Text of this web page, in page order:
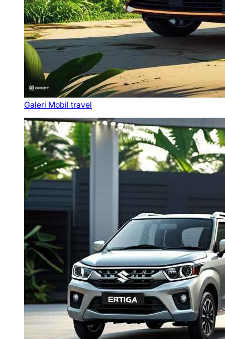
Galeri Mobil travel